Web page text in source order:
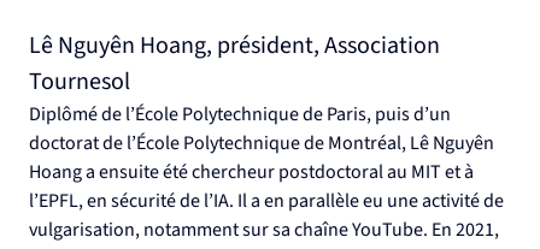
Lê Nguyên Hoang, président, Association
Tournesol
Diplômé de l’École Polytechnique de Paris, puis d’un
doctorat de l’École Polytechnique de Montréal, Lê Nguyên
Hoang a ensuite été chercheur postdoctoral au MIT et à
l’EPFL, en sécurité de l’IA. Il a en parallèle eu une activité de
vulgarisation, notamment sur sa chaîne YouTube. En 2021,